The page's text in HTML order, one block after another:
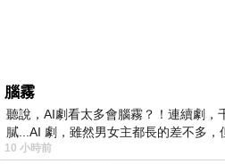
腦霧
聽說，AI劇看太多會腦霧？！連續劇，
膩...AI 劇，雖然男女主都長的差不多
10 小時前